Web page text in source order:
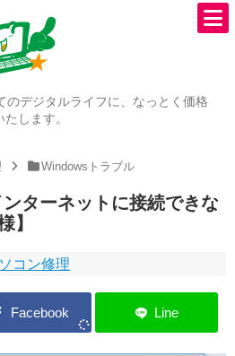
のデジタルライフに、なっとく価格
します。
Windowsトラブル
ンターネットに接続できな
】
コン修理